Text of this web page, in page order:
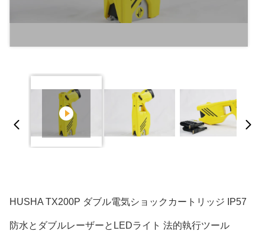
HUSHA TX200P ダブル電気ショックカートリッジ IP57
防水とダブルレーザーとLEDライト 法的執行ツール